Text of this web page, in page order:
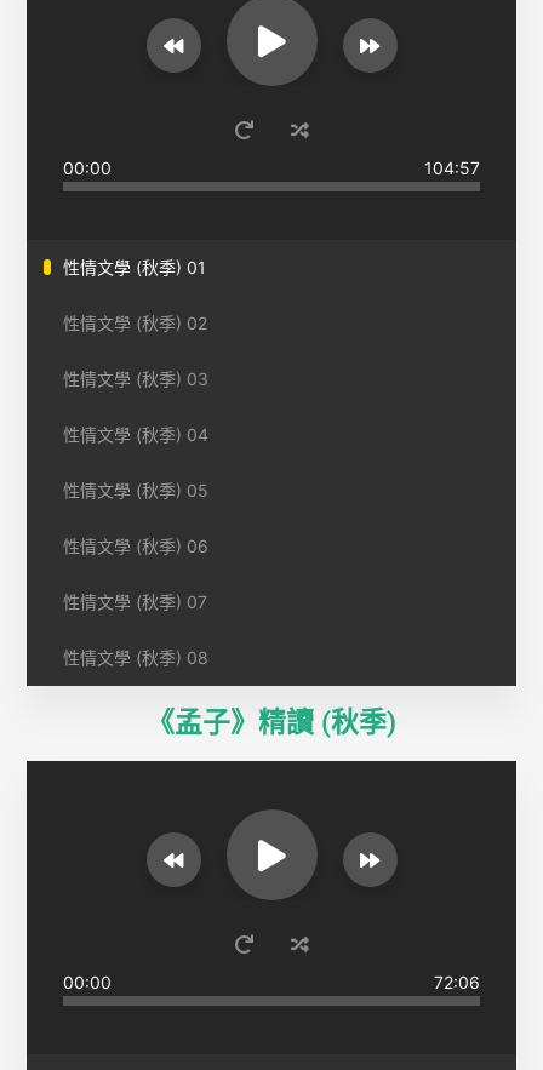
00:00 104:57
性情文學 (秋季) 01
性情文學 (秋季) 02
性情文學 (秋季) 03
性情文學 (秋季) 04
性情文學 (秋季) 05
性情文學 (秋季) 06
性情文學 (秋季) 07
性情文學 (秋季) 08
《孟子》精讀 (秋季)
00:00 72:06